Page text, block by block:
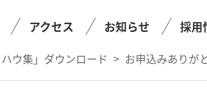
アクセス お知らせ 採用
ウ集」ダウンロード > お申込みありが